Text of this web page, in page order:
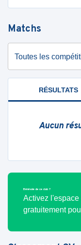
Matchs
Toutes les
RÉSULTATS
Aucun
Bénévole de ce club ?
Activez l'espace
gratuitement